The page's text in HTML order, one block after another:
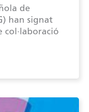
de
han signat
col·laboració